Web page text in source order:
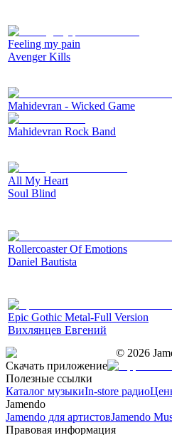
Feeling my pain
Avenger Kills
Mahidevran - Wicked Game
Mahidevran Rock Band
All My Heart
Soul Blind
Rollercoaster Of Emotions
Daniel Bautista
Epic Gothic Metal-Full Version
Вихлянцев Евгений
© 2026
Скачать приложение
Полезные ссылки
Каталог музыкиIn-store радио
Jamendo
Jamendo для артистовJamendo
Правовая информация